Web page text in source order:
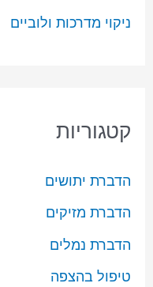
ניקוי מדרכות ולוביים
קטגוריות
הדברת יתושים
הדברת מזיקים
הדברת נמלים
טיפול בהצפה